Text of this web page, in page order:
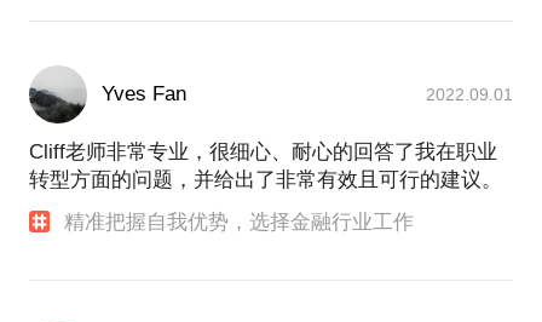
Yves Fan 2022.09.01
Cliff老师非常专业，很细心、耐心的回答了我在职业
转型方面的问题，并给出了非常有效且可行的建议。
精准把握自我优势，选择金融行业工作